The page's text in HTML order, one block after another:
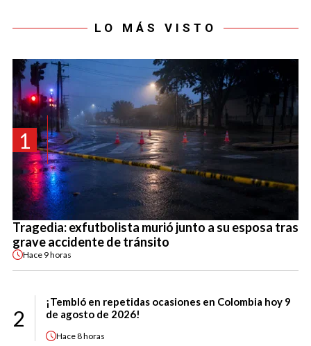
LO MÁS VISTO
1
Tragedia: exfutbolista murió junto a su esposa tras
grave accidente de tránsito
Hace 9 horas
2
¡Tembló en repetidas ocasiones en Colombia hoy 9
de agosto de 2026!
Hace8 horas